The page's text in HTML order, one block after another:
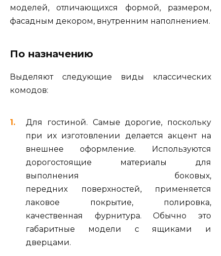
моделей, отличающихся формой, размером,
фасадным декором, внутренним наполнением.
По назначению
Выделяют следующие виды классических
комодов:
Для гостиной. Самые дорогие, поскольку
при их изготовлении делается акцент на
внешнее оформление. Используются
дорогостоящие материалы для
выполнения боковых,
передних поверхностей, применяется
лаковое покрытие, полировка,
качественная фурнитура. Обычно это
габаритные модели с ящиками и
дверцами.